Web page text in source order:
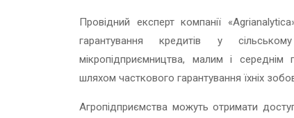
Провідний експерт компанії
гарантування кредитів у
мікропідприємництва, малим і середнім
шляхом часткового гарантування їхніх
Агропідприємства можуть отримати